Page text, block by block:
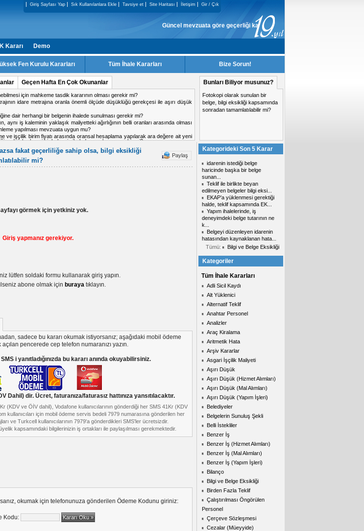
Giriş Sayfası Yap Sık Kullanılanlara Ekle Tavsiye et Site Haritası İletişim Gir / Çık
Güncel mevzuata göre geçerliği kalmayan KiK Kararları, sitemizden
Kararı Demo
Fen Kurulu Kararları Tüm İhale Kararları Bize Sorun!
Geçen Hafta En Çok Okunanlar
dair herhangi bir belgenin ihalede sunulması gerekir mi?
olduğu IP adresinden diğer firmanın da teklif vermesi yasaklanma nedeni
tarihi aynı tarih olabilir mi?
gerekçesini yazması gerekir mi?
2 yıl olarak belirlenmesi mevzuata uygun mu?
c?etvelinde ayrı satır açılabilir mi
Bunları Biliyor musunuz?
Fotokopi olarak sunulan bir
belge, bilgi eksikliği kapsamında
sonradan tamamlatılabilir mi?
fakat geçerliliğe sahip olsa, bilgi eksikliği
mi?
Paylaş
görmek için yetkiniz yok.
Giriş yapmanız gerekiyor.
lütfen soldaki formu kullanarak giriş yapın.
abone olmak için buraya tıklayın.
sadece bu kararı okumak istiyorsanız; aşağıdaki mobil ödeme
açılan pencerede cep telefon numaranızı yazın.
i yanıtladığınızda bu kararı anında okuyabilirsiniz.
Dahil) dir. Ücret, faturanıza/faturasız hattınıza yansıtılacaktır.
(KDV ve ÖİV dahil), Vodafone kullanıcılarının gönderdiği her SMS 41Kr (KDV
kullanıcıları için mobil ödeme servis bedeli 7979 numarasına gönderilen her
ve Turkcell kullanıcılarının 7979'a gönderdikleri SMS'ler ücretsizdir.
kapsamındaki bilgilerinizin iş ortakları ile paylaşılması gerekmektedir.
okumak için telefonunuza gönderilen Ödeme Kodunu giriniz:
Kodu:
Kategorideki Son 5 Karar
idarenin istediği belge
haricinde başka bir belge
sunan...
Teklif ile birlikte beyan
edilmeyen belgeler bilgi eksi...
EKAP’a yüklenmesi gerektiği
halde, teklif kapsamında EK...
Yapım ihalelerinde, iş
deneyimdeki belge tutarının ne
k...
Belgeyi düzenleyen idarenin
hatasından kaynaklanan hata...
Tümü:
Bilgi ve Belge Eksikliği
Kategoriler
Tüm İhale Kararları
Adli Sicil Kaydı
Alt Yüklenici
Alternatif Teklif
Anahtar Personel
Analizler
Araç Kiralama
Aritmetik Hata
Arşiv Kararlar
Asgari İşçilik Maliyeti
Aşırı Düşük
Aşırı Düşük (Hizmet Alımları)
Aşırı Düşük (Mal Alımları)
Aşırı Düşük (Yapım İşleri)
Belediyeler
Belgelerin Sunuluş Şekli
Belli İstekliler
Benzer İş
Benzer İş (Hizmet Alımları)
Benzer İş (Mal Alımları)
Benzer İş (Yapım İşleri)
Bilanço
Bilgi ve Belge Eksikliği
Birden Fazla Teklif
Çalıştırılması Öngörülen
Personel
Çerçeve Sözleşmesi
Cezalar (Müeyyide)